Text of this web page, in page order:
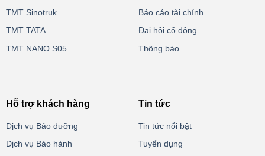
TMT Sinotruk
TMT TATA
TMT NANO S05
Báo cáo tài chính
Đại hội cổ đông
Thông báo
Hỗ trợ khách hàng
Dịch vụ Bảo dưỡng
Dịch vụ Bảo hành
Tin tức
Tin tức nổi bật
Tuyển dụng